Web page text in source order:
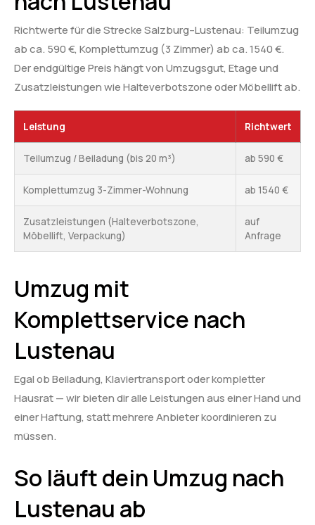
Richtwerte für die Strecke Salzburg–Lustenau: Teilumzug
ab ca. 590 €, Komplettumzug (3 Zimmer) ab ca. 1540 €.
Der endgültige Preis hängt von Umzugsgut, Etage und
Zusatzleistungen wie Halteverbotszone oder Möbellift ab.
Leistung Richtwert
Teilumzug / Beiladung (bis 20 m³) ab 590 €
Komplettumzug 3-Zimmer-Wohnung ab 1540 €
Zusatzleistungen (Halteverbotszone,
Möbellift, Verpackung)
auf
Anfrage
Umzug mit
Komplettservice nach
Lustenau
Egal ob Beiladung, Klaviertransport oder kompletter
Hausrat — wir bieten dir alle Leistungen aus einer Hand und
einer Haftung, statt mehrere Anbieter koordinieren zu
müssen.
So läuft dein Umzug nach
Lustenau ab